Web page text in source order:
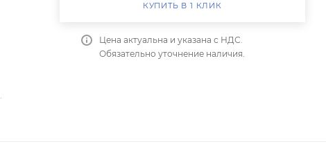
КУПИТЬ В 1 КЛИК
Цена актуальна и указана с НДС.
Обязательно уточнение наличия.